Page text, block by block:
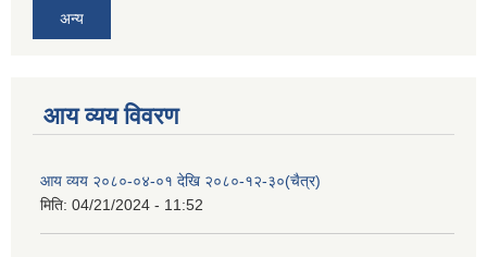
अन्य
आय व्यय विवरण
आय व्यय २०८०-०४-०१ देखि २०८०-१२-३०(चैत्र)
मिति: 04/21/2024 - 11:52